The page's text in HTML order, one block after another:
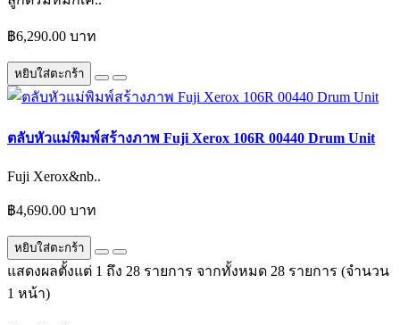
฿6,290.00 บาท
หยิบใส่ตะกร้า
ตลับหัวแม่พิมพ์สร้างภาพ Fuji Xerox 106R 00440 Drum Unit
Fuji Xerox&nb..
฿4,690.00 บาท
หยิบใส่ตะกร้า
แสดงผลตั้งแต่ 1 ถึง 28 รายการ จากทั้งหมด 28 รายการ (จำนวน
1 หน้า)